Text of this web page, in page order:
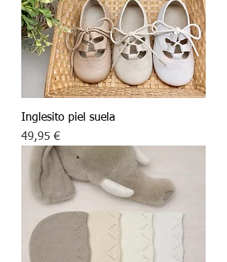
Inglesito piel suela
Precio
49,95 €